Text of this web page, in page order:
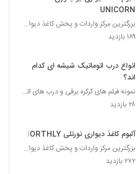
UNICORN
بزرگترین مرکز واردات و پخش کاغذ دیواری
۱۸۹ بازدید
انواع درب اتوماتیک شیشه ای کدام
اند؟
نمونه فیلم های کرکره برقی و درب های اتوماتیک
۲۸ بازدید
آلبوم کاغذ دیواری نورتلی NORTHLY
بزرگترین مرکز واردات و پخش کاغذ دیواری
۲۷۲ بازدید